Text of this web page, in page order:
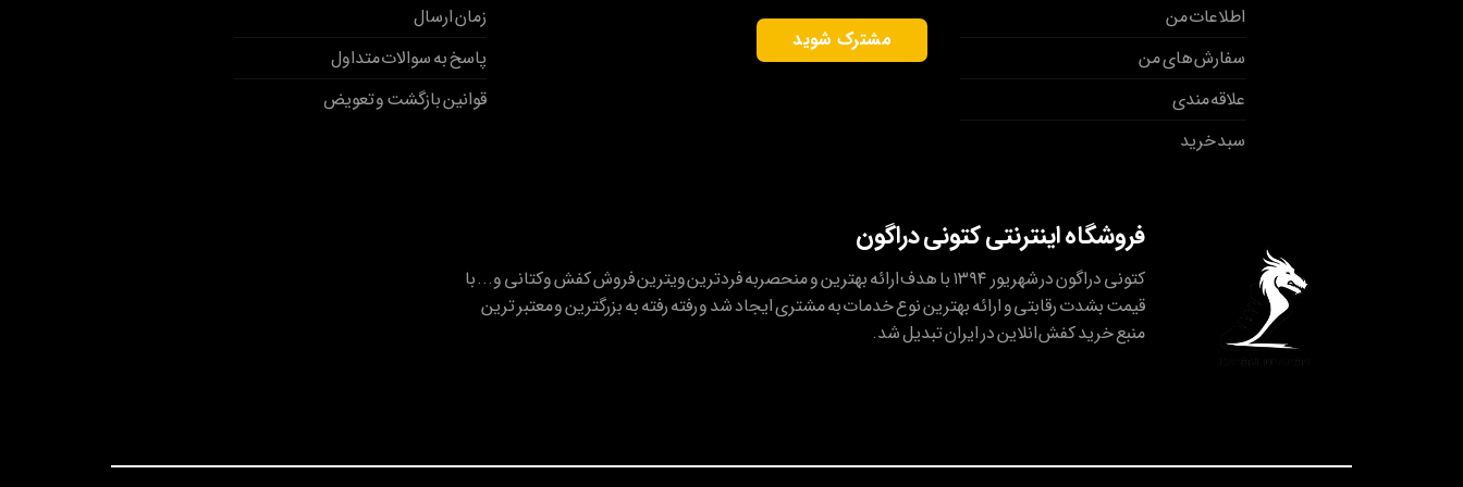
اطلاعات من
سفارش های من
علاقه مندی
سبد خرید
زمان ارسال
پاسخ به سوالات متداول
قوانین بازگشت و تعویض
فروشگاه اینترنتی کتونی دراگون
کتونی دراگون در شهریور ۱۳۹۴ با هدف ارائه بهترین و منحصربه فردترین ویترین فروش کفش وکتانی و... با
قیمت بشدت رقابتی و ارائه بهترین نوع خدمات به مشتری ایجاد شد و رفته رفته به بزرگترین و معتبر ترین
منبع خرید کفش انلاین در ایران تبدیل شد.